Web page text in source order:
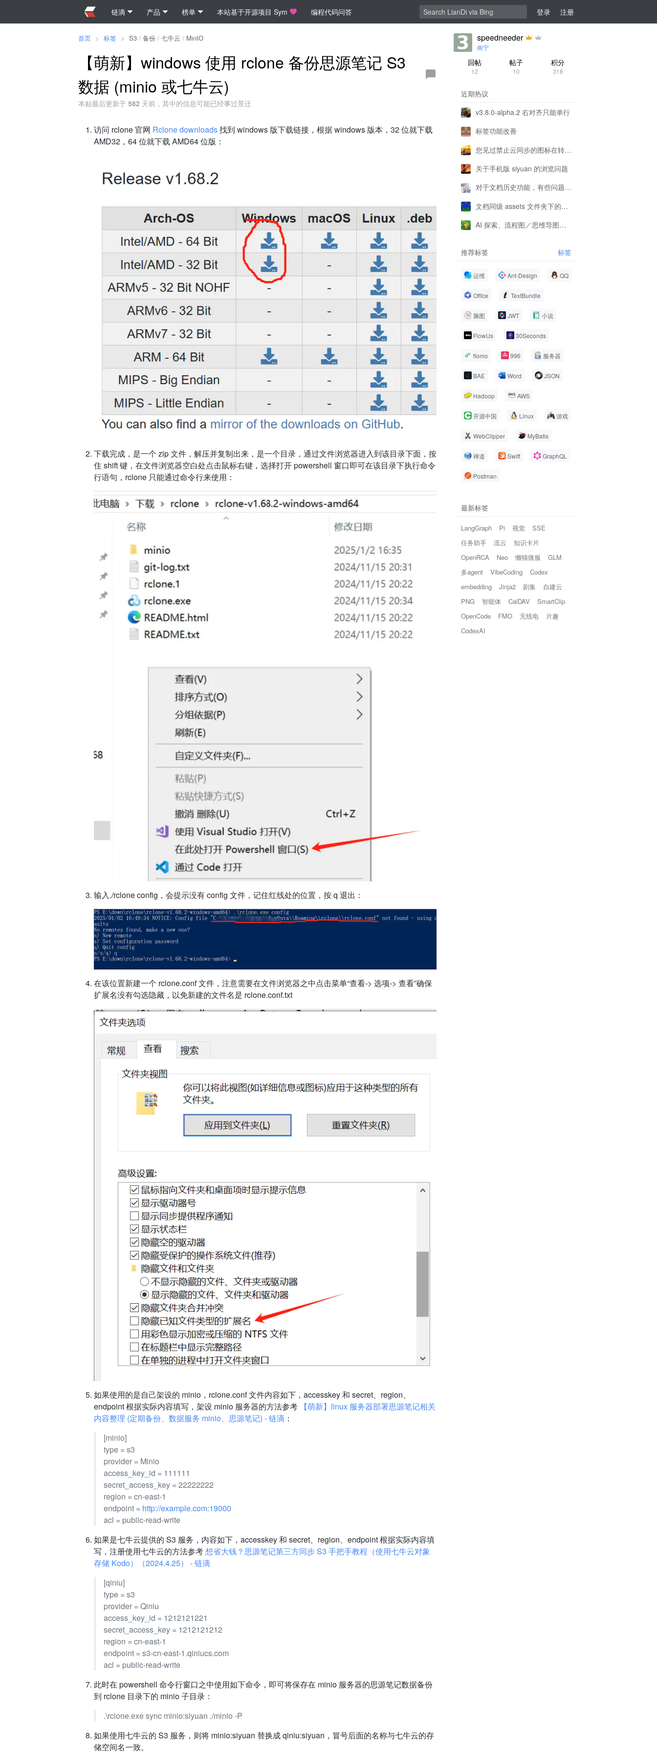
链滴 产品 榜单 本站基于开源项目 Sym 编程代码问答 登录 注册
首页 > 标签 > S3 / 备份 / 七牛云 / MinIO
【萌新】windows 使用 rclone 备份思源笔记 S3
数据 (minio 或七牛云)
本贴最后更新于 582 天前，其中的信息可能已经事过景迁
访问 rclone 官网 Rclone downloads找到 windows 版下载链接，根据 windows 版本，32 位就下载
AMD32，64 位就下载 AMD64 位版：
下载完成，是一个 zip 文件，解压并复制出来，是一个目录，通过文件浏览器进入到该目录下面，按
住 shift 键，在文件浏览器空白处点击鼠标右键，选择打开 powershell 窗口即可在该目录下执行命令
行语句，rclone 只能通过命令行来使用：
输入./rclone config，会提示没有 config 文件，记住红线处的位置，按 q 退出：
在该位置新建一个 rclone.conf 文件，注意需要在文件浏览器之中点击菜单“查看-> 选项-> 查看”确保
扩展名没有勾选隐藏，以免新建的文件名是 rclone.conf.txt
如果使用的是自己架设的 minio，rclone.conf 文件内容如下，accesskey 和 secret、region、
endpoint 根据实际内容填写，架设 minio 服务器的方法参考
【萌新】linux 服务器部署思源笔记相关
内容整理 (定期备份、数据服务 minio、思源笔记) - 链滴 ：
[minio]
type = s3
provider = Minio
access_key_id = 111111
secret_access_key = 22222222
region = cn-east-1
endpoint = http://example.com:19000
acl = public-read-write
如果是七牛云提供的 S3 服务，内容如下，accesskey 和 secret、region、endpoint 根据实际内容填
写，注册使用七牛云的方法参考想省大钱？思源笔记第三方同步 S3 手把手教程（使用七牛云对象
存储 Kodo）（2024.4.25） - 链滴
[qiniu]
type = s3
provider = Qiniu
access_key_id = 1212121221
secret_access_key = 1212121212
region = cn-east-1
endpoint = s3-cn-east-1.qiniucs.com
acl = public-read-write
此时在 powershell 命令行窗口之中使用如下命令，即可将保存在 minio 服务器的思源笔记数据备份
到 rclone 目录下的 minio 子目录：
.\rclone.exe sync minio:siyuan ./minio -P
如果使用七牛云的 S3 服务，则将 minio:siyuan 替换成 qiniu:siyuan，冒号后面的名称与七牛云的存
储空间名一致。
speedneeder
南宁
回帖
12
帖子
10
积分
318
近期热议
v3.8.0-alpha.2 右对齐只能单行
标签功能改善
您见过禁止云同步的图标在转圈圈吗
关于手机版 siyuan 的浏览问题
对于文档历史功能，有些问题想请各位大佬解答一下
文档同级 assets 文件夹下的资源在对应文档中加载不出来，但是可以右键打开文件路径或者用默认程序打开
AI 探索、流程图／思维导图／图表笔记卡片——无界 v1.5.0 新功能预览
推荐标签 标签
运维 Ant-Design QQ
Office TextBundle
脑图 JWT 小说
FlowUs 30Seconds
flomo 996 服务器
BAE Word JSON
Hadoop AWS
开源中国 Linux 游戏
WebClipper MyBatis
禅道 Swift GraphQL
Postman
最新标签
LangGraph Pi 视觉
SSE
任务助手
流云
知识卡片
OpenRCA
Neo 懒猫微服
GLM
多agent
VibeCoding
Codex
embedding
Jinja2 剧集
自建云
PNG
智能体 CalDAV
SmartClip
OpenCode
FMO 无线电
片趣
CodexAI